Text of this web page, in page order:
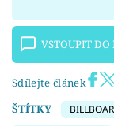
VSTOUPIT DO
Sdílejte článek
ŠTÍTKY